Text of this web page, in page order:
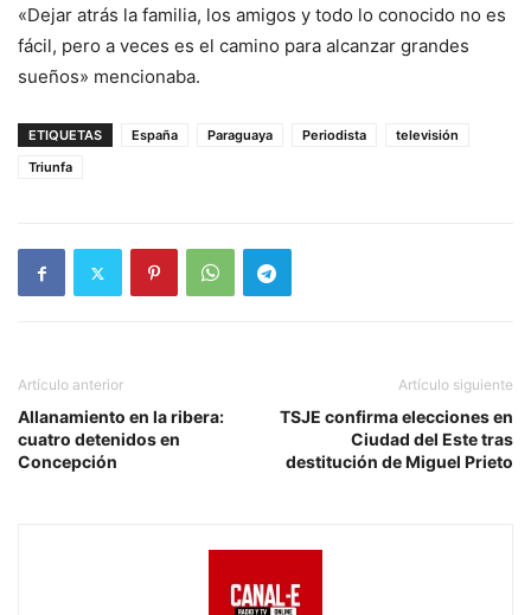
«Dejar atrás la familia, los amigos y todo lo conocido no es
fácil, pero a veces es el camino para alcanzar grandes
sueños» mencionaba.
ETIQUETAS España Paraguaya Periodista
televisión
Triunfa
Artículo anterior
Allanamiento en la ribera:
cuatro detenidos en
Concepción
Artículo siguiente
TSJE confirma elecciones en
Ciudad del Este tras
destitución de Miguel Prieto